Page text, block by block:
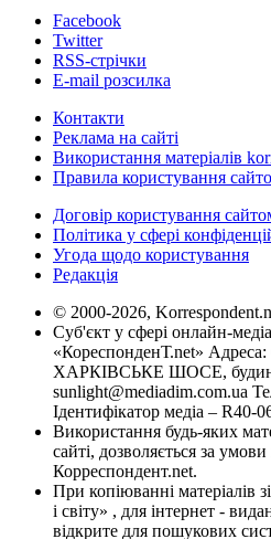
Facebook
Twitter
RSS-стрічки
E-mail розсилка
Контакти
Реклама на сайті
Використання матеріалів
Правила користування
Договір користування
Політика у сфері
Угода щодо користування
Редакція
© 2000-2026,
Суб'єкт у сфері онлайн-
«КореспонденТ.net» Адреса:
ХАРКІВСЬКЕ ШОСЕ,
sunlight@mediadim.com.ua
Ідентифікатор медіа – R40-
Використання будь-яких
сайті, дозволяється за
Корреспондент.net.
При копіюванні матеріалів
і світу» , для інтернет -
відкрите для пошукових